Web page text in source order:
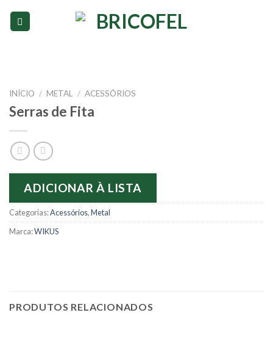
INÍCIO / METAL / ACESSÓRIOS
Serras de Fita
ADICIONAR À LISTA
Categorias:Acessórios,Metal
Marca:WIKUS
PRODUTOS RELACIONADOS